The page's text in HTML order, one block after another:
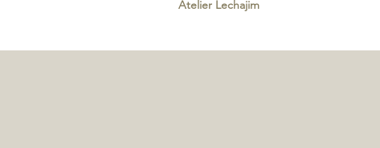
Atelier Lechajim